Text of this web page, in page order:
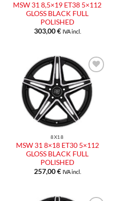
MSW 31 8,5×19 ET38 5×112
GLOSS BLACK FULL
POLISHED
303,00€ IVA incl.
8X18
MSW 31 8×18 ET30 5×112
GLOSS BLACK FULL
POLISHED
257,00€ IVA incl.